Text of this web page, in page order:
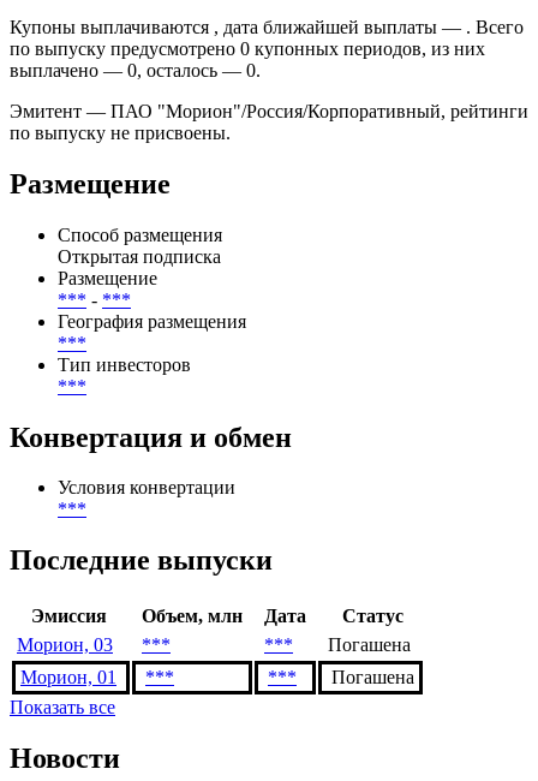
Купоны выплачиваются , дата ближайшей выплаты — . Всего
по выпуску предусмотрено 0 купонных периодов, из них
выплачено — 0, осталось — 0.
Эмитент — ПАО "Морион"/Россия/Корпоративный, рейтинги
по выпуску не присвоены.
Размещение
Способ размещения
Открытая подписка
Размещение
*** - ***
География размещения
***
Тип инвесторов
***
Конвертация и обмен
Условия конвертации
***
Последние выпуски
Эмиссия Объем, млн Дата
Статус
Морион, 03
*** ***
Погашена
Морион, 01
*** ***
Погашена
Показать все
Новости